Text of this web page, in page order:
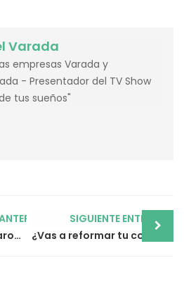
Varada
empresas Varada y
- Presentador del TV Show
tus sueños"
Suelos claros contra suelos oscuros, ¿qué opción te conviene?
SIGUIENTE ENTRADA